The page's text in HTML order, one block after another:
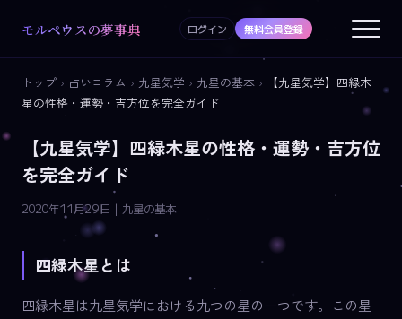
モルペウスの夢事典 ログイン 無料会員登録
トップ › 占いコラム › 九星気学 › 九星の基本 ›
【九星気学】四緑木
星の性格・運勢・吉方位を完全ガイド
【九星気学】四緑木星の性格・運勢・吉方位
を完全ガイド
2020年11月29日 | 九星の基本
四緑木星とは
四緑木星は九星気学における九つの星の一つです。この星